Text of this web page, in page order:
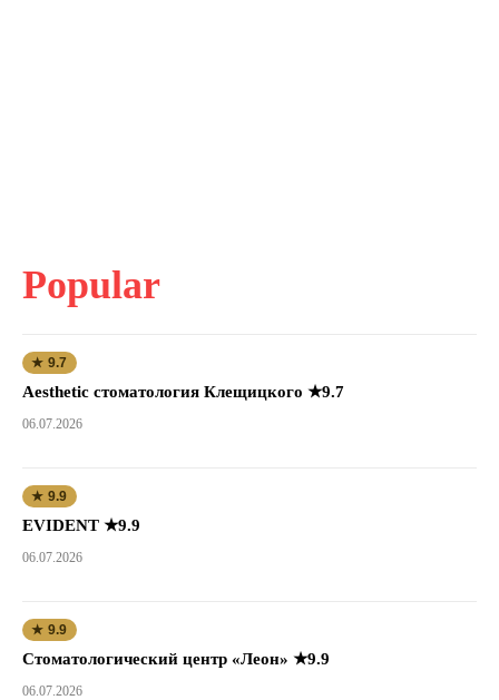
Popular
★ 9.7
Aesthetic стоматология Клещицкого ★9.7
06.07.2026
★ 9.9
EVIDENT ★9.9
06.07.2026
★ 9.9
Стоматологический центр «Леон» ★9.9
06.07.2026